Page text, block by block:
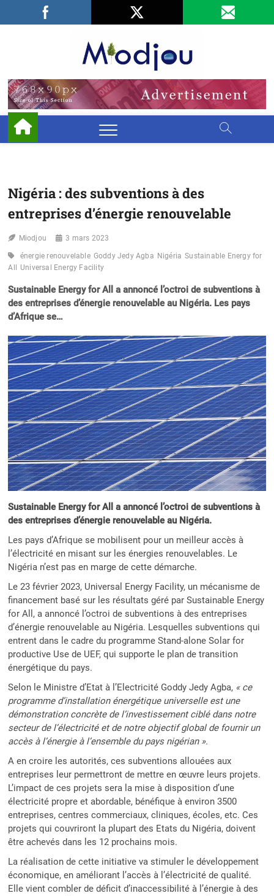
Facebook
LinkedIn
Nigéria : des subventions à des
entreprises d’énergie renouvelable
Miodjou 3 mars 2023
énergie renouvelable Goddy Jedy Agba Nigéria Sustainable Energy for
All
Universal Energy Facility
Sustainable Energy for All a annoncé l’octroi de subventions à
des entreprises d’énergie renouvelable au Nigéria. Les pays
d’Afrique se…
Sustainable Energy for All a annoncé l’octroi de subventions à
des entreprises d’énergie renouvelable au Nigéria.
Les pays d’Afrique se mobilisent pour un meilleur accès à
l’électricité en misant sur les énergies renouvelables. Le
Nigéria n’est pas en marge de cette démarche.
Le 23 février 2023, Universal Energy Facility, un mécanisme de
financement basé sur les résultats géré par Sustainable Energy
for All, a annoncé l’octroi de subventions à des entreprises
d’énergie renouvelable au Nigéria. Lesquelles subventions qui
entrent dans le cadre du programme Stand-alone Solar for
productive Use de UEF, qui supporte le plan de transition
énergétique du pays.
Selon le Ministre d’Etat à l’Electricité Goddy Jedy Agba, « ce
programme d’installation énergétique universelle est une
démonstration concrète de l’investissement ciblé dans notre
secteur de l’électricité et de notre objectif global de fournir un
accès à l’énergie à l’ensemble du pays nigérian ».
A en croire les autorités, ces subventions allouées aux
entreprises leur permettront de mettre en œuvre leurs projets.
L’impact de ces projets sera la mise à disposition d’une
électricité propre et abordable, bénéfique à environ 3500
entreprises, centres commerciaux, cliniques, écoles, etc. Ces
projets qui couvriront la plupart des Etats du Nigéria, doivent
être achevés dans les 12 prochains mois.
La réalisation de cette initiative va stimuler le développement
économique, en améliorant l’accès à l’électricité de qualité.
Elle vient combler de déficit d’inaccessibilité à l’énergie à des